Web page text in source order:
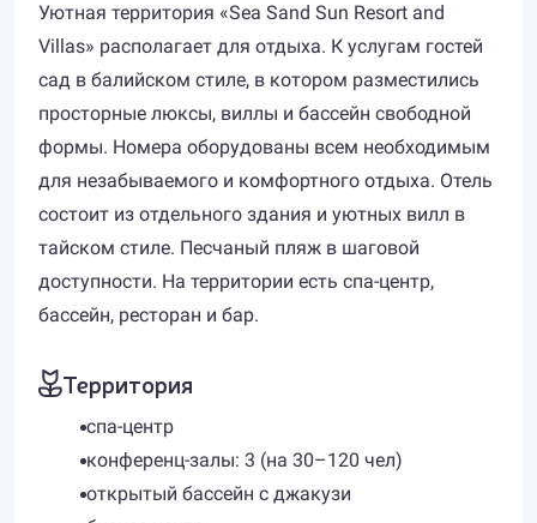
Уютная территория «Sea Sand Sun Resort and
Villas» располагает для отдыха. К услугам гостей
сад в балийском стиле, в котором разместились
просторные люксы, виллы и бассейн свободной
формы. Номера оборудованы всем необходимым
для незабываемого и комфортного отдыха. Отель
состоит из отдельного здания и уютных вилл в
тайском стиле. Песчаный пляж в шаговой
доступности. На территории есть спа-центр,
бассейн, ресторан и бар.
Территория
спа-центр
конференц-залы: 3 (на 30–120 чел)
открытый бассейн с джакузи